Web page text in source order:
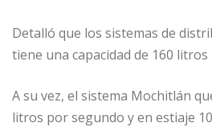
Detalló que los sistemas de
tiene una capacidad de 160
A su vez, el sistema Mochitlán
litros por segundo y en estiaje